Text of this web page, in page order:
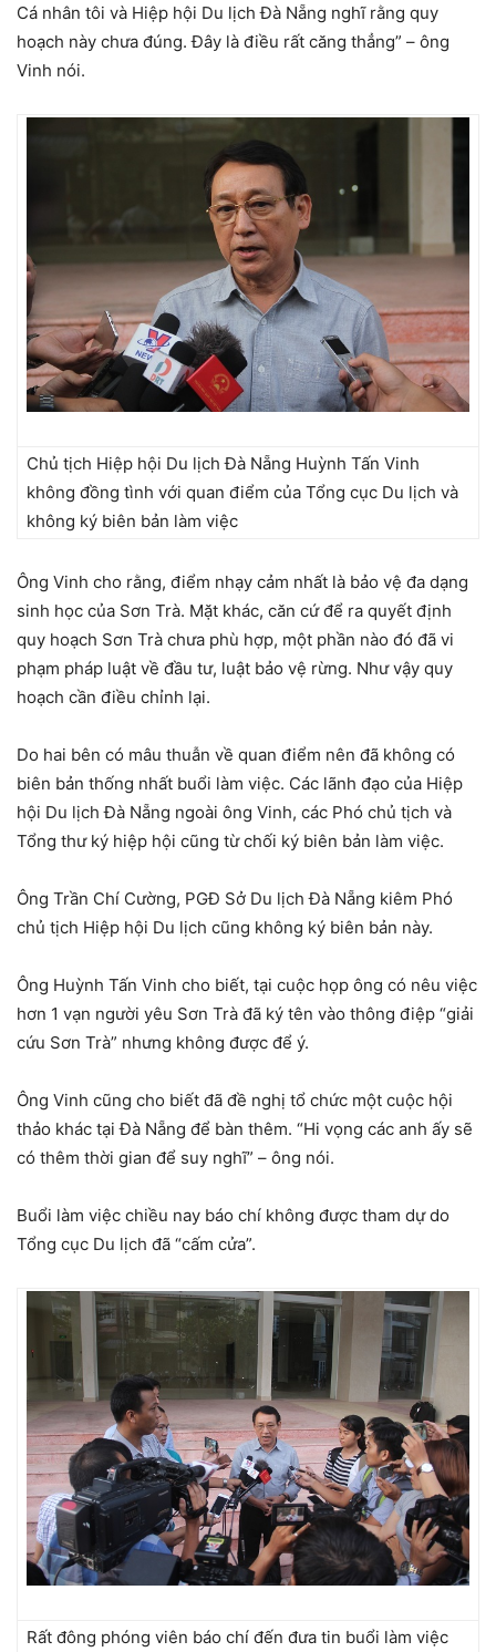
Cá nhân tôi và Hiệp hội Du lịch Đà Nẵng nghĩ rằng quy
hoạch này chưa đúng. Đây là điều rất căng thẳng” – ông
Vinh nói.
Chủ tịch Hiệp hội Du lịch Đà Nẵng Huỳnh Tấn Vinh
không đồng tình với quan điểm của Tổng cục Du lịch và
không ký biên bản làm việc
Ông Vinh cho rằng, điểm nhạy cảm nhất là bảo vệ đa dạng
sinh học của Sơn Trà. Mặt khác, căn cứ để ra quyết định
quy hoạch Sơn Trà chưa phù hợp, một phần nào đó đã vi
phạm pháp luật về đầu tư, luật bảo vệ rừng. Như vậy quy
hoạch cần điều chỉnh lại.
Do hai bên có mâu thuẫn về quan điểm nên đã không có
biên bản thống nhất buổi làm việc. Các lãnh đạo của Hiệp
hội Du lịch Đà Nẵng ngoài ông Vinh, các Phó chủ tịch và
Tổng thư ký hiệp hội cũng từ chối ký biên bản làm việc.
Ông Trần Chí Cường, PGĐ Sở Du lịch Đà Nẵng kiêm Phó
chủ tịch Hiệp hội Du lịch cũng không ký biên bản này.
Ông Huỳnh Tấn Vinh cho biết, tại cuộc họp ông có nêu việc
hơn 1 vạn người yêu Sơn Trà đã ký tên vào thông điệp “giải
cứu Sơn Trà” nhưng không được để ý.
Ông Vinh cũng cho biết đã đề nghị tổ chức một cuộc hội
thảo khác tại Đà Nẵng để bàn thêm. “Hi vọng các anh ấy sẽ
có thêm thời gian để suy nghĩ” – ông nói.
Buổi làm việc chiều nay báo chí không được tham dự do
Tổng cục Du lịch đã “cấm cửa”.
Rất đông phóng viên báo chí đến đưa tin buổi làm việc